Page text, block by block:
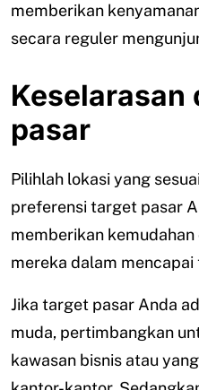
memberikan
secara reguler
Keselarasan
pasar
Pilihlah lokasi yang
preferensi target pasar
memberikan
mereka dalam mencapai
Jika target pasar Anda
muda, pertimbangkan
kawasan bisnis atau